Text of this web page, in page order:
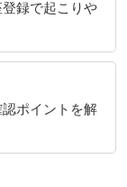
録で起こりや
ポイントを解